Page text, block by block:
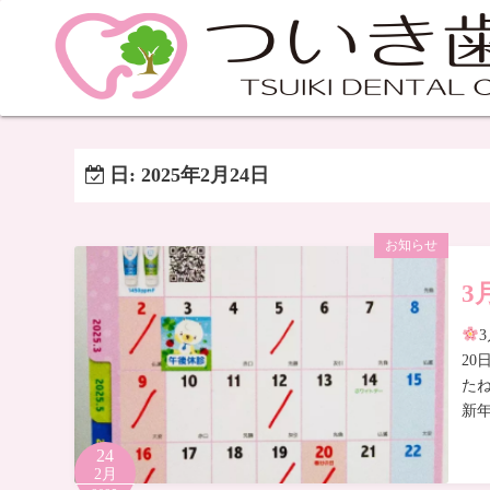
日: 2025年2月24日
お知らせ
24
2月
3
20
た
新